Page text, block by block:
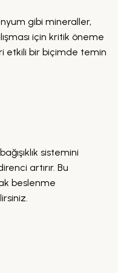
gibi mineraller,
için kritik öneme
etkili bir biçimde temin
sistemini
artırır. Bu
beslenme